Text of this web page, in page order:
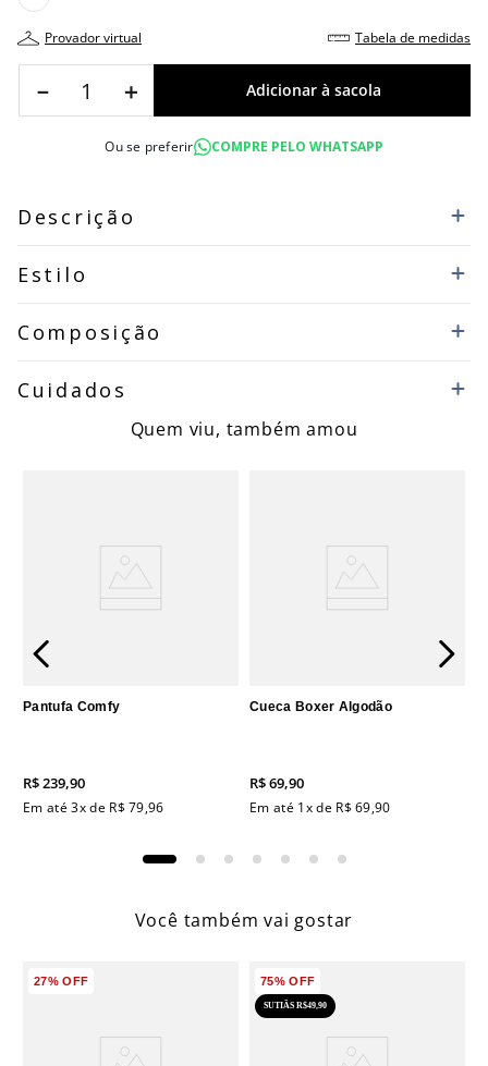
provador virtual tabela de medidas
＋
－
Ou se preferir COMPRE PELO WHATSAPP
Descrição
Estilo
Composição
Cuidados
Quem viu, também amou
Pantufa Comfy
R$239,90
Em até3x de R$ 79,96
Cueca Boxer Algodão
R$69,90
Em até 1x de R$ 69,90
Você também vai gostar
27%OFF 75%OFF
SUTIÃS R$49,90